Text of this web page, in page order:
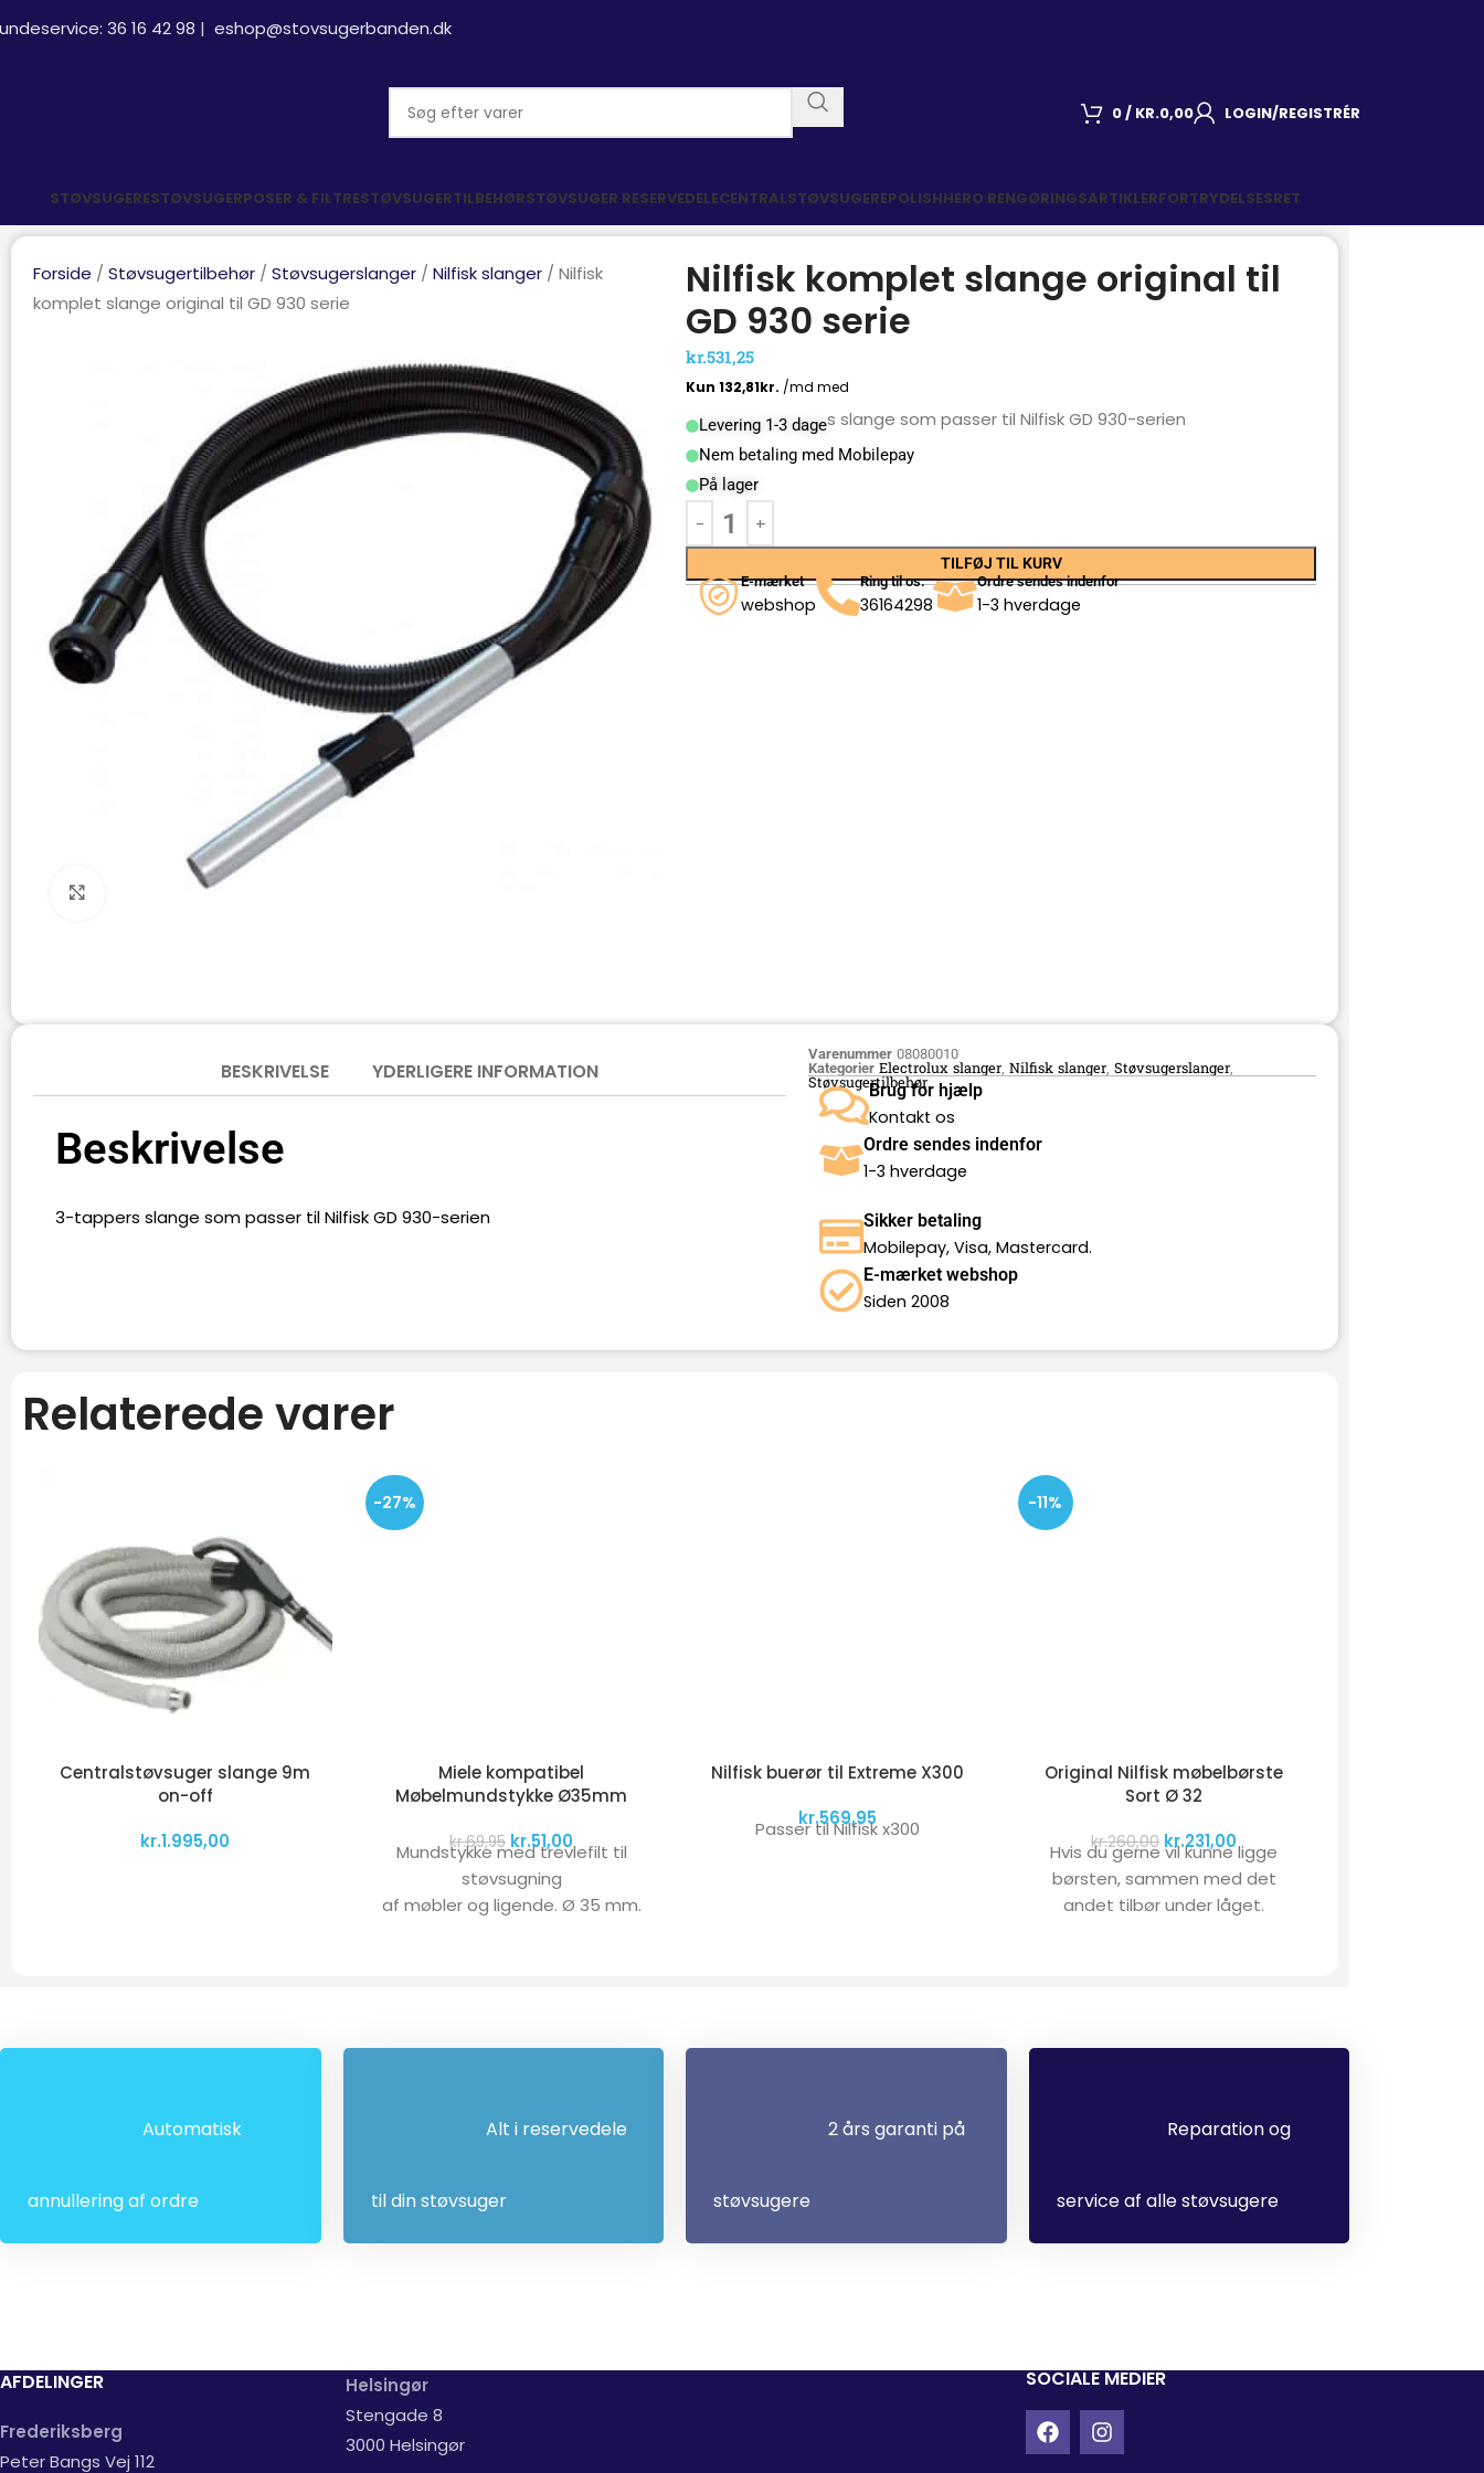
36 16 42 98 | eshop@stovsugerbanden.dk
0/ KR.0,00 LOGIN/REGISTRÉR
STØVSUGERESTØVSUGERPOSER & FILTRESTØVSUGERTILBEHØRSTØVSUGER RESERVEDELECENTRALSTØVSUGEREPOLISHHERO RENGØRINGSARTIKLERFORTRYDELSESRET
Forside Støvsugertilbehør Støvsugerslanger Nilfisk slanger
Nilfisk
komplet slange original til GD 930 serie
Click to enlarge
Nilfisk komplet slange original til
GD 930 serie
kr.531,25
Original 3-tappers slange som passer til Nilfisk GD 930-serien
Levering 1-3 dage
Nem betaling med Mobilepay
På lager
TILFØJ TIL KURV
E-mærket
webshop
Ring til os.
36164298
Ordre sendes indenfor
1-3 hverdage
BESKRIVELSE YDERLIGERE INFORMATION
Beskrivelse
3-tappers slange som passer til Nilfisk GD 930-serien
Varenummer08080010
Kategorier Electrolux slanger,Nilfisk slanger,Støvsugerslanger,
StøvsugertilbehørBrug for hjælp
Kontakt os
Ordre sendes indenfor
1-3 hverdage
Sikker betaling
Mobilepay, Visa, Mastercard.
E-mærket webshop
Siden 2008
Relaterede varer
Centralstøvsuger slange 9m
on-off
kr.1.995,00
-27%
Miele kompatibel
Møbelmundstykke Ø35mm
kr.69,95 kr.51,00
Mundstykke med trevlefilt til
støvsugning
af møbler og ligende. Ø 35 mm.
Nilfisk buerør til Extreme X300
kr.569,95
Passer til Nilfisk x300
-11%
Original Nilfisk møbelbørste
Sort Ø 32
kr.260,00 kr.231,00
Hvis du gerne vil kunne ligge
børsten, sammen med det
andet tilbør under låget.
Automatisk
annullering af ordre
Alt i reservedele
til din støvsuger
2 års garanti på
støvsugere
Reparation og
service af alle støvsugere
AFDELINGER
Frederiksberg
Peter Bangs Vej 112
Helsingør
Stengade 8
3000 Helsingør
SOCIALE MEDIER